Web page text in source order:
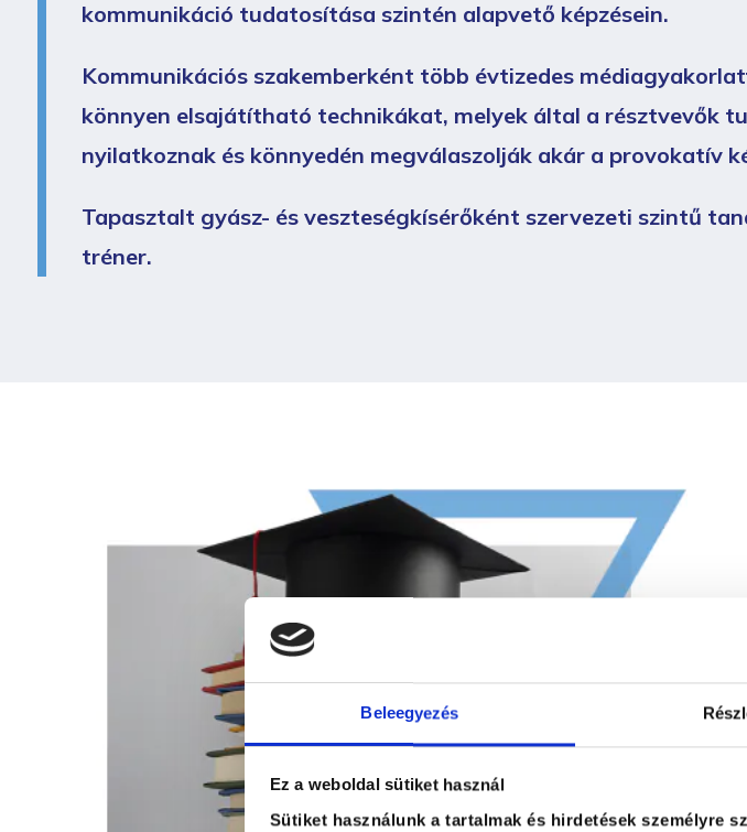
Beleegyezés
Ez a weboldal sütiket használ
Sütiket használunk a tartalmak és hirdetések személyre
kommunikáció tudatosítása szintén alapvető képzésein.
Kommunikációs szakemberként több évtizedes
könnyen elsajátítható technikákat, melyek által a résztvevők
nyilatkoznak és könnyedén megválaszolják akár a provokatív
Tapasztalt gyász- és veszteségkísérőként szervezeti szintű
tréner.